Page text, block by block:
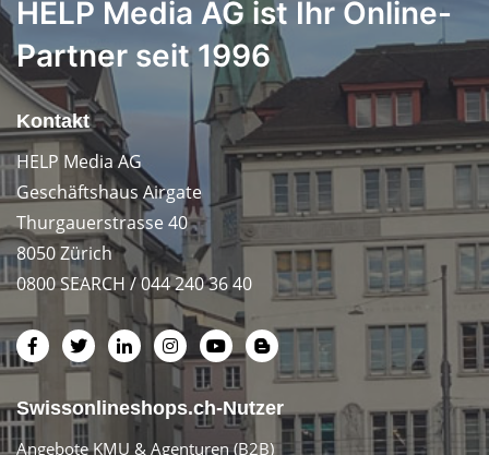
HELP Media AG ist Ihr Online-
Partner seit 1996
Kontakt
HELP Media AG
Geschäftshaus Airgate
Thurgauerstrasse 40
8050 Zürich
0800 SEARCH / 044 240 36 40
Swissonlineshops.ch-Nutzer
Angebote KMU & Agenturen (B2B)